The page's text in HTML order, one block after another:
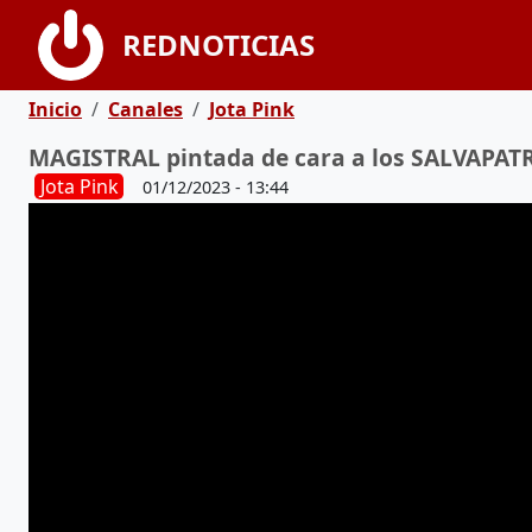
Pasar al contenido principal
REDNOTICIAS
Ruta de navegación
Inicio Canales Jota Pink
MAGISTRAL pintada de cara a los
Jota Pink 01/12/2023 - 13:44